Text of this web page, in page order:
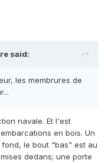
said:
les membrures de
navale. Et l'est
en bois. Un
le bout "bas" est au
dedans; une porte